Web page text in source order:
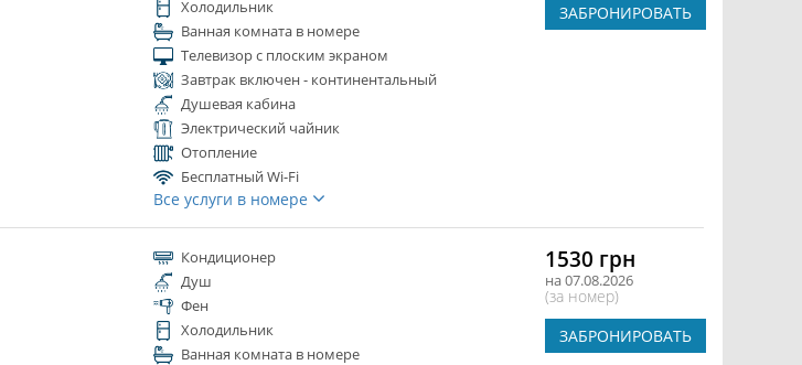
Холодильник
Ванная комната в номере
Телевизор с плоским экраном
Завтрак включен - континентальный
Душевая кабина
Электрический чайник
Отопление
Бесплатный Wi-Fi
Все услуги в номере
ЗАБРОНИРОВАТЬ
Кондиционер
Душ
Фен
Холодильник
Ванная комната в номере
1530 грн
на 07.08.2026
(за номер)
ЗАБРОНИРОВАТЬ